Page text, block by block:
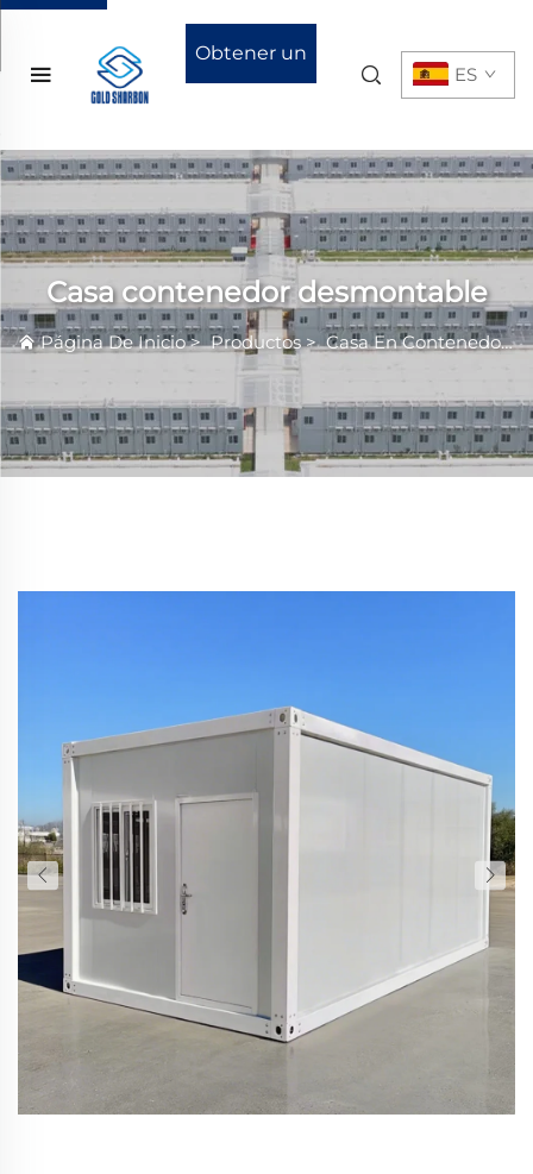
Obtener un
ES
Casa contenedor desmontable
Página De Inicio>Productos>Casa En Contenedor >